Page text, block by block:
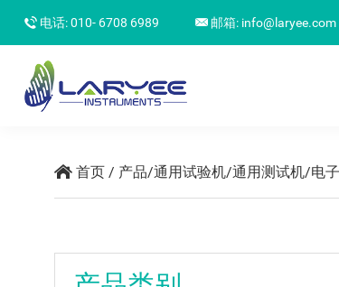
电话: 010- 6708 6989 邮箱: info@laryee.com
首页 / 产品/通用试验机/通用测试机/电